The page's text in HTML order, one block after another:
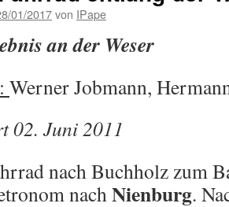
01/2017von IPape
an der Weser
Werner Jobmann,
02. Juni 2011
nach Buchholz zum
nachNienburg.